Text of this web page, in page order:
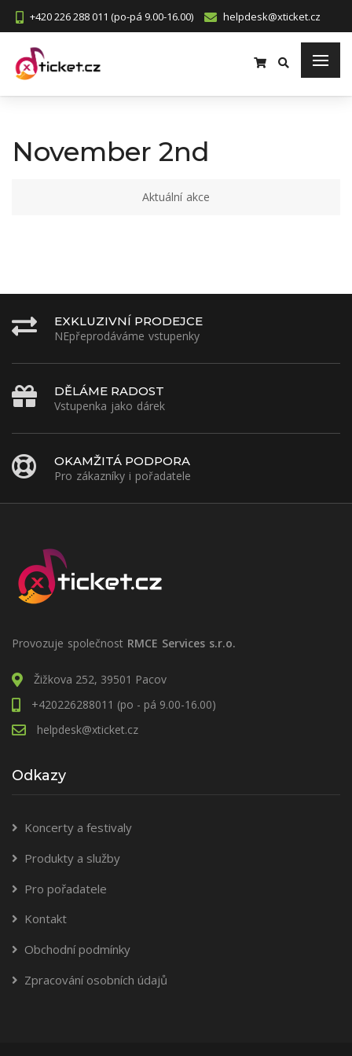
+420 226 288 011 (po-pá 9.00-16.00) helpdesk@xticket.cz
November 2nd
Aktuální akce
EXKLUZIVNÍ PRODEJCE
NEpřeprodáváme vstupenky
DĚLÁME RADOST
Vstupenka jako dárek
OKAMŽITÁ PODPORA
Pro zákazníky i pořadatele
Provozuje společnost RMCE Services s.r.o.
Žižkova 252, 39501 Pacov
+420226288011 (po - pá 9.00-16.00)
helpdesk@xticket.cz
Odkazy
Koncerty a festivaly
Produkty a služby
Pro pořadatele
Kontakt
Obchodní podmínky
Zpracování osobních údajů